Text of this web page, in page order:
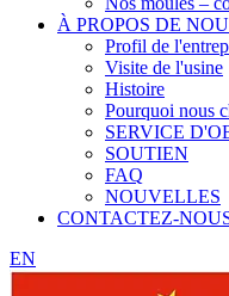
À PROPOS DE
Profil de
Visite de l'usine
Histoire
Pourquoi nous
SERVICE
SOUTIEN
FAQ
NOUVELLES
CONTACTEZ-
EN